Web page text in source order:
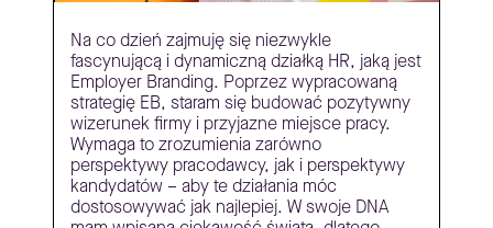
Na co dzień zajmuję się niezwykle
fascynującą i dynamiczną działką HR, jaką jest
Employer Branding. Poprzez wypracowaną
strategię EB, staram się budować pozytywny
wizerunek firmy i przyjazne miejsce pracy.
Wymaga to zrozumienia zarówno
perspektywy pracodawcy, jak i perspektywy
kandydatów – aby te działania móc
dostosowywać jak najlepiej. W swoje DNA